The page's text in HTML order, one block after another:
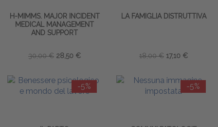
H-MIMMS. MAJOR INCIDENT
MEDICAL MANAGEMENT
AND SUPPORT
30,00 € 28,50 €
LA FAMIGLIA DISTRUTTIVA
18,00 € 17,10 €
-5% -5%